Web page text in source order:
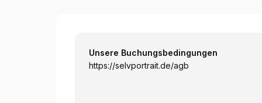
Unsere Buchungsbedingungen
https://selvportrait.de/agb